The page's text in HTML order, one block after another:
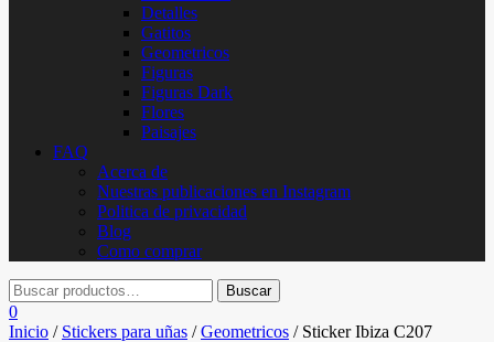
Detalles
Gatitos
Geometricos
Figuras
Figuras Dark
Flores
Paisajes
FAQ
Acerca de
Nuestras publicaciones en Instagram
Politica de privacidad
Blog
Como comprar
0
Inicio / Stickers para uñas /Geometricos / Sticker Ibiza C207